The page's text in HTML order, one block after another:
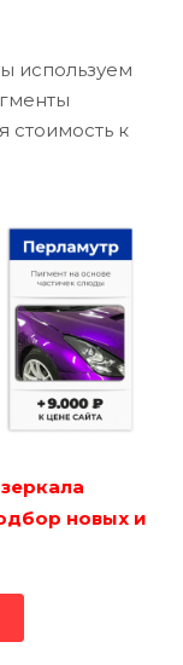
используем
стоимость к
новых и